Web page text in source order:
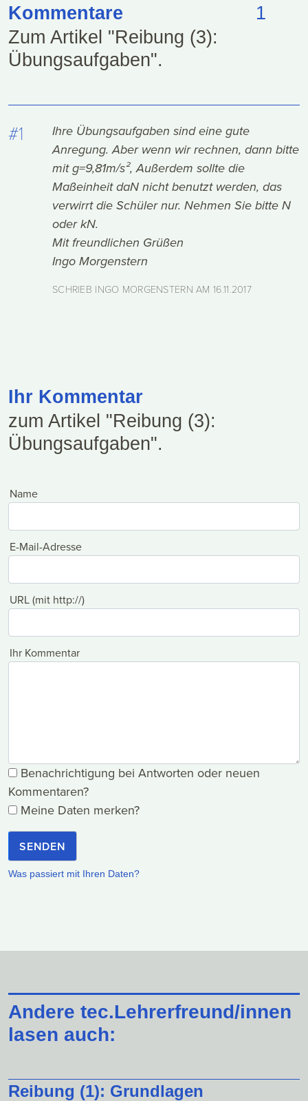
Kommentare
1
Zum Artikel "Reibung (3):
Übungsaufgaben".
#1
Ihre Übungsaufgaben sind eine gute
Anregung. Aber wenn wir rechnen, dann bitte
mit g=9,81m/s², Außerdem sollte die
Maßeinheit daN nicht benutzt werden, das
verwirrt die Schüler nur. Nehmen Sie bitte N
oder kN.
Mit freundlichen Grüßen
Ingo Morgenstern
SCHRIEB INGO MORGENSTERN AM16.11.2017
Ihr Kommentar
zum Artikel "Reibung (3):
Übungsaufgaben".
Name
E-Mail-Adresse
URL (mit http://)
Ihr Kommentar
Benachrichtigung bei Antworten oder neuen
Kommentaren?
Meine Daten merken?
SENDEN
Was passiert mit Ihren Daten?
Andere tec.Lehrerfreund/innen
lasen auch:
Reibung (1): Grundlagen